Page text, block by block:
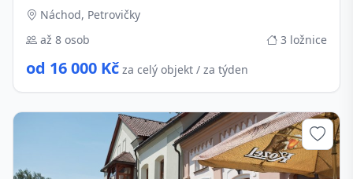
Náchod, Petrovičky
až 8 osob
3 ložnice
od 16 000 Kč za celý objekt / za týden